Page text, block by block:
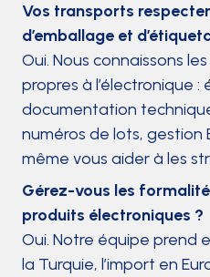
Vos transports
d’emballage et
Oui. Nous connaissons
propres à l’électronique
documentation
numéros de lots, gestion
même vous aider à les
Gérez-vous les
produits électroniques ?
Oui. Notre équipe prend
la Turquie, l’import en